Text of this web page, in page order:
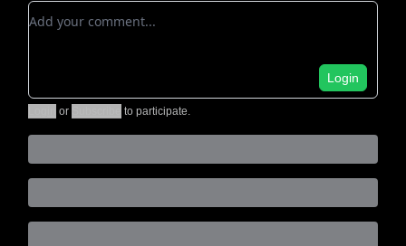
Add your comment
Login
or to participate.